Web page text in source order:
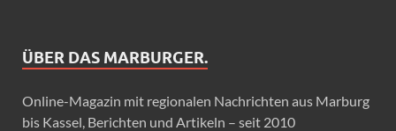
ÜBER DAS MARBURGER.
Online-Magazin mit regionalen Nachrichten aus Marburg
bis Kassel, Berichten und Artikeln – seit 2010